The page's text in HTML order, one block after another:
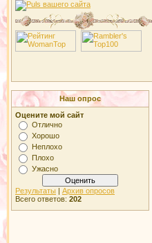
Наш опрос
Оцените мой сайт
Отлично
Хорошо
Неплохо
Плохо
Ужасно
Результаты | Архив опросов
Всего ответов: 202